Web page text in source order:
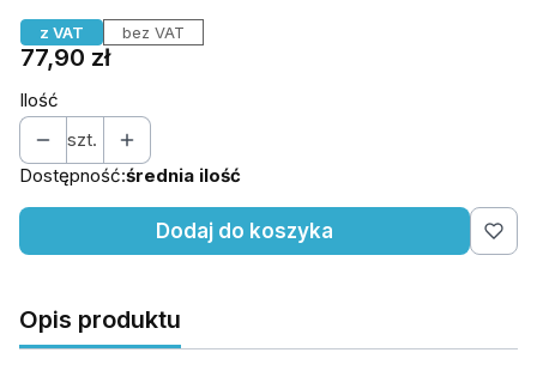
z VAT bez VAT
Cena
77,90 zł
Ilość
szt.
Dostępność:średnia ilość
Dodaj do koszyka
Opis produktu